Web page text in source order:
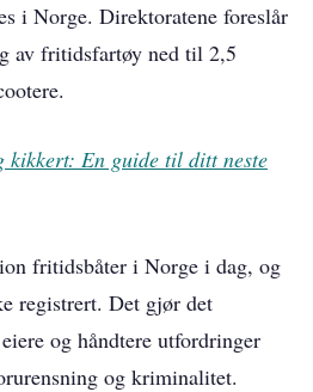
i Norge. Direktoratene foreslår
av fritidsfartøy ned til 2,5
kikkert: En guide til ditt neste
fritidsbåter i Norge i dag, og
registrert. Det gjør det
og håndtere utfordringer
og kriminalitet.